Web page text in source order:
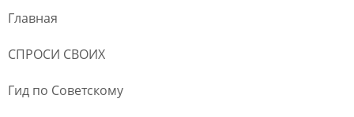
Главная
СПРОСИ СВОИХ
Гид по Советскому